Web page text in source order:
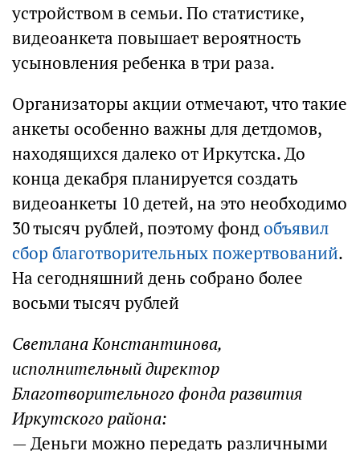
устройством в семьи. По статистике,
видеоанкета повышает вероятность
усыновления ребенка в три раза.
Организаторы акции отмечают, что такие
анкеты особенно важны для детдомов,
находящихся далеко от Иркутска. До
конца декабря планируется создать
видеоанкеты 10 детей, на это необходимо
30 тысяч рублей, поэтому фондобъявил
сбор благотворительных пожертвований.
На сегодняшний день собрано более
восьми тысяч рублей
Светлана Константинова,
исполнительный директор
Благотворительного фонда развития
Иркутского района:
— Деньги можно передать различными